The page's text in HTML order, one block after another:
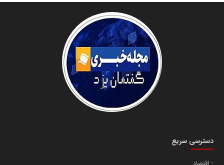
دانشگاه سئوی ایران
سازمان صنعت،معدن و تجارت
مریم حاج نوروز نظری
دسترسی سریع